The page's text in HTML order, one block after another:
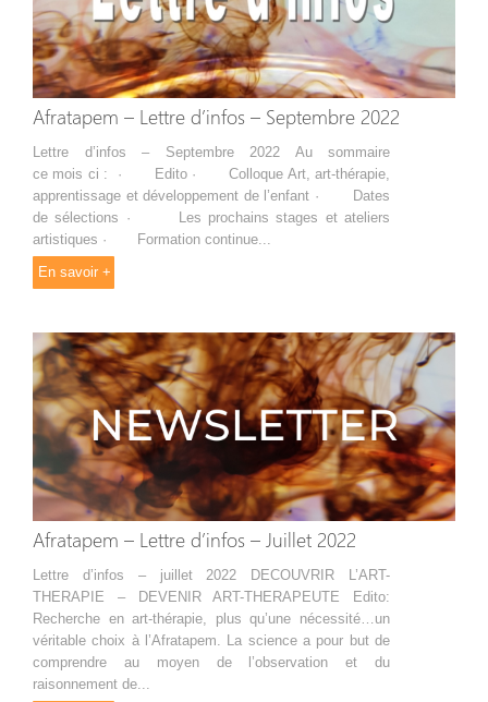
Afratapem – Lettre d’infos – Septembre 2022
Lettre d’infos – Septembre 2022 Au sommaire
ce mois ci : · Edito · Colloque Art, art-thérapie,
apprentissage et développement de l’enfant · Dates
de sélections · Les prochains stages et ateliers
artistiques · Formation continue...
En savoir +
Afratapem – Lettre d’infos – Juillet 2022
Lettre d’infos – juillet 2022 DECOUVRIR L’ART-
THERAPIE – DEVENIR ART-THERAPEUTE Edito:
Recherche en art-thérapie, plus qu’une nécessité…un
véritable choix à l’Afratapem. La science a pour but de
comprendre au moyen de l’observation et du
raisonnement de...